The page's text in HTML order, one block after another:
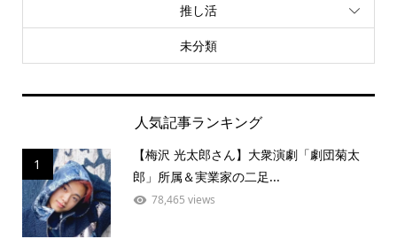
推し活
未分類
人気記事ランキング
1
【梅沢 光太郎さん】大衆演劇「劇団菊太
郎」所属＆実業家の二足...
78,465 views